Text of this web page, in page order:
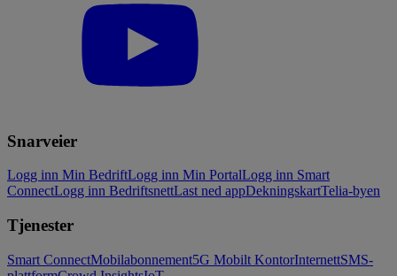
Snarveier
Logg inn Min BedriftLogg inn Min PortalLogg inn Smart
ConnectLogg inn BedriftsnettLast ned appDekningskartTelia-byen
Tjenester
Smart ConnectMobilabonnement5G Mobilt KontorInternettSMS-